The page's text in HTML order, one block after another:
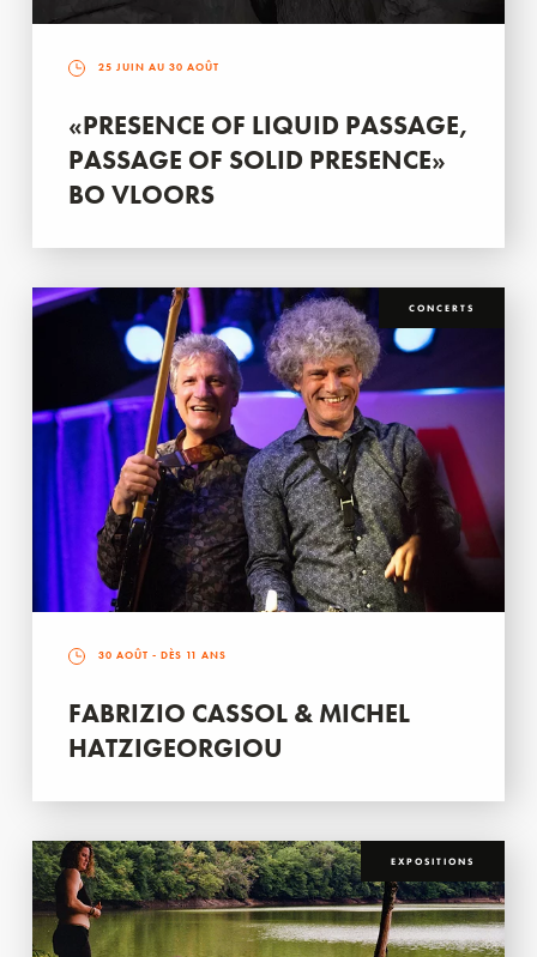
25 JUIN AU 30 AOÛT
«PRESENCE OF LIQUID PASSAGE,
PASSAGE OF SOLID PRESENCE»
BO VLOORS
CONCERTS
30 AOÛT - DÈS 11 ANS
FABRIZIO CASSOL & MICHEL
HATZIGEORGIOU
EXPOSITIONS